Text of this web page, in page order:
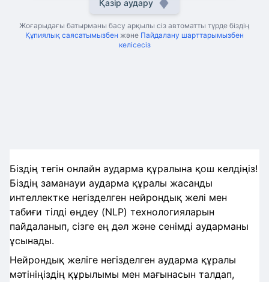
Қазір аудару
Жоғарыдағы батырманы басу арқылы сіз автоматты түрде біздің
Құпиялық саясатымызбен және Пайдалану шарттарымызбен
келісесіз
Біздің тегін онлайн аударма құралына қош келдіңіз!
Біздің заманауи аударма құралы жасанды
интеллектке негізделген нейрондық желі мен
табиғи тілді өңдеу (NLP) технологияларын
пайдаланып, сізге ең дәл және сенімді аударманы
ұсынады.
Нейрондық желіге негізделген аударма құралы
мәтініңіздің құрылымы мен мағынасын талдап,